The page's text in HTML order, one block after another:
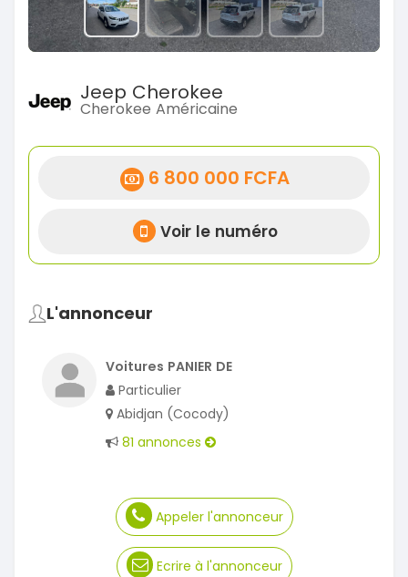
Jeep Cherokee
Cherokee Américaine
6 800 000 FCFA
Voir le numéro
L'annonceur
Voitures PANIER DE
Particulier
Abidjan (Cocody)
81 annonces
Appeler l'annonceur
Ecrire à l'annonceur